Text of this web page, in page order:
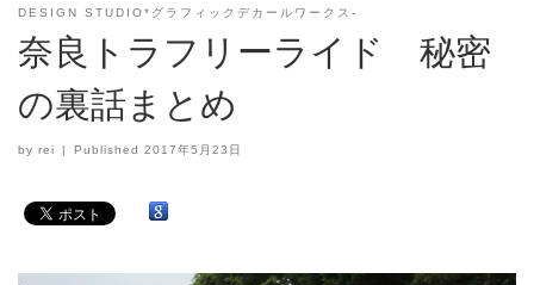
DESIGN STUDIO*グラフィックデカールワークス-
奈良トラフリーライド 秘密
の裏話まとめ
by rei Published2017年5月23日